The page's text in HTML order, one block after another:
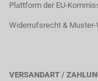
Plattform der EU-
Widerrufsrecht &
VERSANDART /